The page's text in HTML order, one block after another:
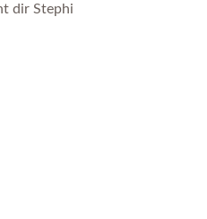
dir Stephi